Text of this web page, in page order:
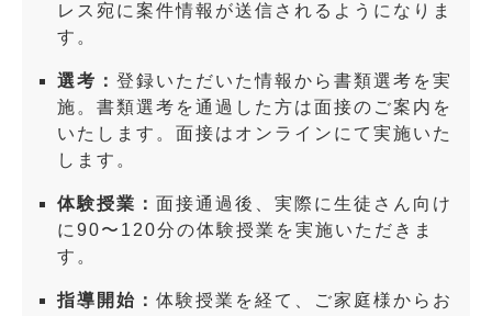
レス宛に案件情報が送信されるようになりま
す。
選考： 登録いただいた情報から書類選考を実
施。書類選考を通過した方は面接のご案内を
いたします。面接はオンラインにて実施いた
します。
体験授業： 面接通過後、実際に生徒さん向け
に90〜120分の体験授業を実施いただきま
す。
指導開始： 体験授業を経て、ご家庭様からお